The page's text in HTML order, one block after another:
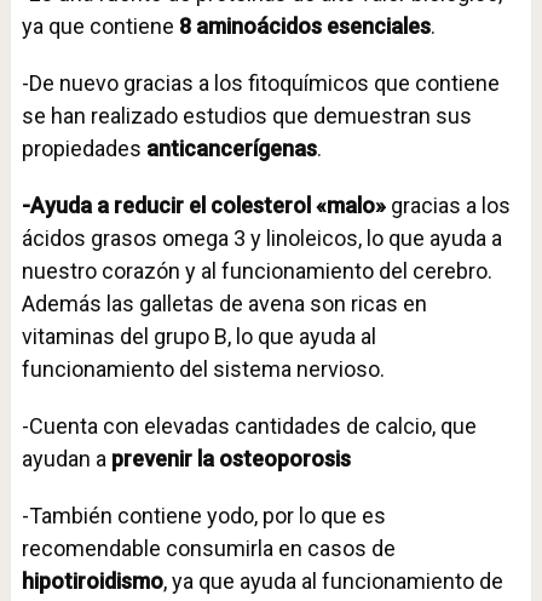
ya que contiene 8 aminoácidos esenciales.
-De nuevo gracias a los fitoquímicos que contiene
se han realizado estudios que demuestran sus
propiedades anticancerígenas.
-Ayuda a reducir el colesterol «malo»gracias a los
ácidos grasos omega 3 y linoleicos, lo que ayuda a
nuestro corazón y al funcionamiento del cerebro.
Además las galletas de avena son ricas en
vitaminas del grupo B, lo que ayuda al
funcionamiento del sistema nervioso.
-Cuenta con elevadas cantidades de calcio, que
ayudan a prevenir la osteoporosis
-También contiene yodo, por lo que es
recomendable consumirla en casos de
hipotiroidismo, ya que ayuda al funcionamiento de